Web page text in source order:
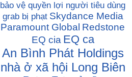
bảo vệ quyền lợi người tiêu dùng
grab bị phạt Skydance Media
Paramount Global Redstone
EQ cia EQ ca
An Bình Phát Holdings
nhà ở xã hội Long Biên